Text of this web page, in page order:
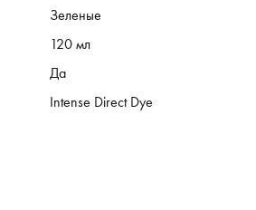
Зеленые
120 мл
Да
Intense Direct Dye